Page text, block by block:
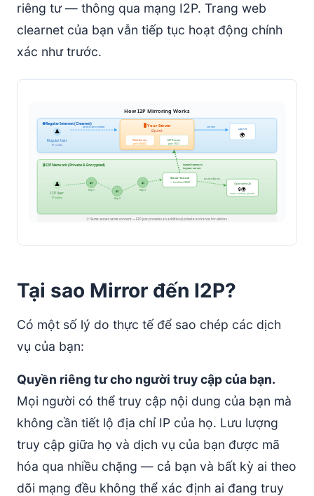
Hết thời gian chờ khi kiểm tra
Đọc các log
Sao Lưu Khóa Của Bạn
Bạn Đã Hoàn Thành
riêng tư — thông qua mạng I2P. Trang web
clearnet của bạn vẫn tiếp tục hoạt động chính
xác như trước.
Tại sao Mirror đến I2P?
Có một số lý do thực tế để sao chép các dịch
vụ của bạn:
Quyền riêng tư cho người truy cập của bạn.
Mọi người có thể truy cập nội dung của bạn mà
không cần tiết lộ địa chỉ IP của họ. Lưu lượng
truy cập giữa họ và dịch vụ của bạn được mã
hóa qua nhiều chặng — cả bạn và bất kỳ ai theo
dõi mạng đều không thể xác định ai đang truy